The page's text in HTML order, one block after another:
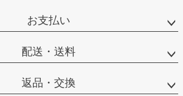
お支払い
配送・送料
返品・交換